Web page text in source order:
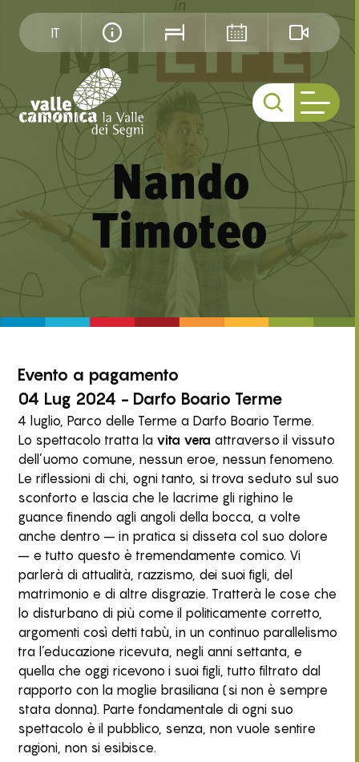
IT
Nando
Timoteo
Evento a pagamento
04 Lug 2024 - Darfo Boario Terme
4 luglio, Parco delle Terme a Darfo Boario Terme.
Lo spettacolo tratta la vita vera attraverso il vissuto
dell’uomo comune, nessun eroe, nessun fenomeno.
Le riflessioni di chi, ogni tanto, si trova seduto sul suo
sconforto e lascia che le lacrime gli righino le
guance finendo agli angoli della bocca, a volte
anche dentro – in pratica si disseta col suo dolore
– e tutto questo è tremendamente comico. Vi
parlerà di attualità, razzismo, dei suoi figli, del
matrimonio e di altre disgrazie. Tratterà le cose che
lo disturbano di più come il politicamente corretto,
argomenti così detti tabù, in un continuo parallelismo
tra l’educazione ricevuta, negli anni settanta, e
quella che oggi ricevono i suoi figli, tutto filtrato dal
rapporto con la moglie brasiliana (si non è sempre
stata donna). Parte fondamentale di ogni suo
spettacolo è il pubblico, senza, non vuole sentire
ragioni, non si esibisce.